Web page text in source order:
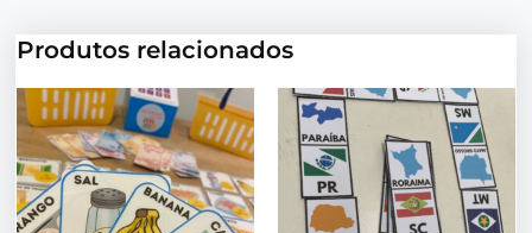
Produtos relacionados